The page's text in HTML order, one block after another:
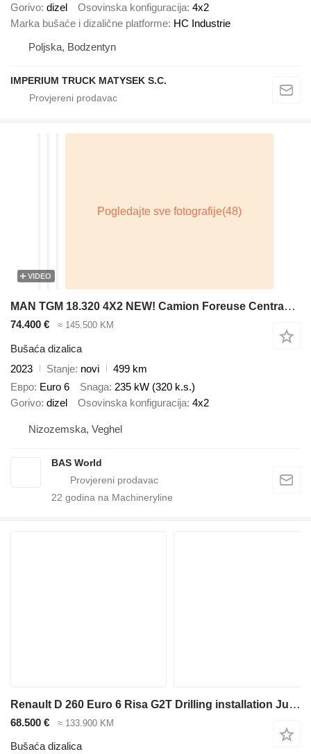
Gorivo dizel Osovinska konfiguracija 4x2
Marka bušaće i dizalične platforme HC Industrie
Poljska, Bodzentyn
IMPERIUM TRUCK MATYSEK S.C.
VIDEO
MAN TGM 18.320 4X2 NEW! Camion Foreuse Centrama LPC2.1T Drilling ins
74.400 € ≈ 145.500 KM
Bušaća dizalica
2023
Stanje novi
499 km
Евро Euro 6 Snaga 235 kW (320 k.s.)
Gorivo dizel Osovinska konfiguracija 4x2
Nizozemska, Veghel
BAS World
22 godina na Machineryline
Renault D 260 Euro 6 Risa G2T Drilling installation Just 25.995 km!
68.500 € ≈ 133.900 KM
Bušaća dizalica